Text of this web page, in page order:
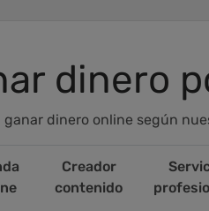
dinero
ganar dinero online según
Creador
contenido